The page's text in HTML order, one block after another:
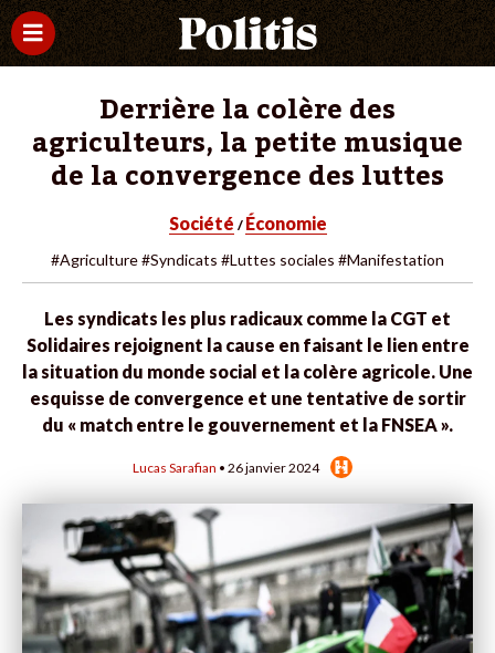
Derrière la colère des
agriculteurs, la petite musique
de la convergence des luttes
Société / Économie
#Agriculture#Syndicats #Luttes sociales #Manifestation
Les syndicats les plus radicaux comme la CGT et
Solidaires rejoignent la cause en faisant le lien entre
la situation du monde social et la colère agricole. Une
esquisse de convergence et une tentative de sortir
du « match entre le gouvernement et la FNSEA ».
Lucas Sarafian • 26 janvier 2024